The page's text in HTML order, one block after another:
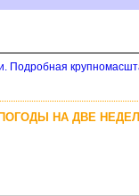
Подробная
НА ДВЕ